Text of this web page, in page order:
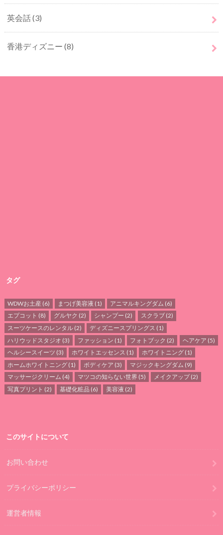
英会話(3)
香港ディズニー (8)
タグ
WDWお土産(6) まつげ美容液 (1) アニマルキングダム (6)
エプコット (8) グルヤク (2) シャンプー (2) スクラブ(2)
スーツケースのレンタル(2) ディズニースプリングス (1)
ハリウッドスタジオ (3) ファッション (1) フォトブック (2) ヘアケア (5)
ヘルシースイーツ (3) ホワイトエッセンス (1) ホワイトニング (1)
ホームホワイトニング(1) ボディケア (3) マジックキングダム (9)
マッサージクリーム (4) マツコの知らない世界 (5) メイクアップ(2)
写真プリント (2) 基礎化粧品 (6) 美容液 (2)
このサイトについて
お問い合わせ
プライバシーポリシー
運営者情報